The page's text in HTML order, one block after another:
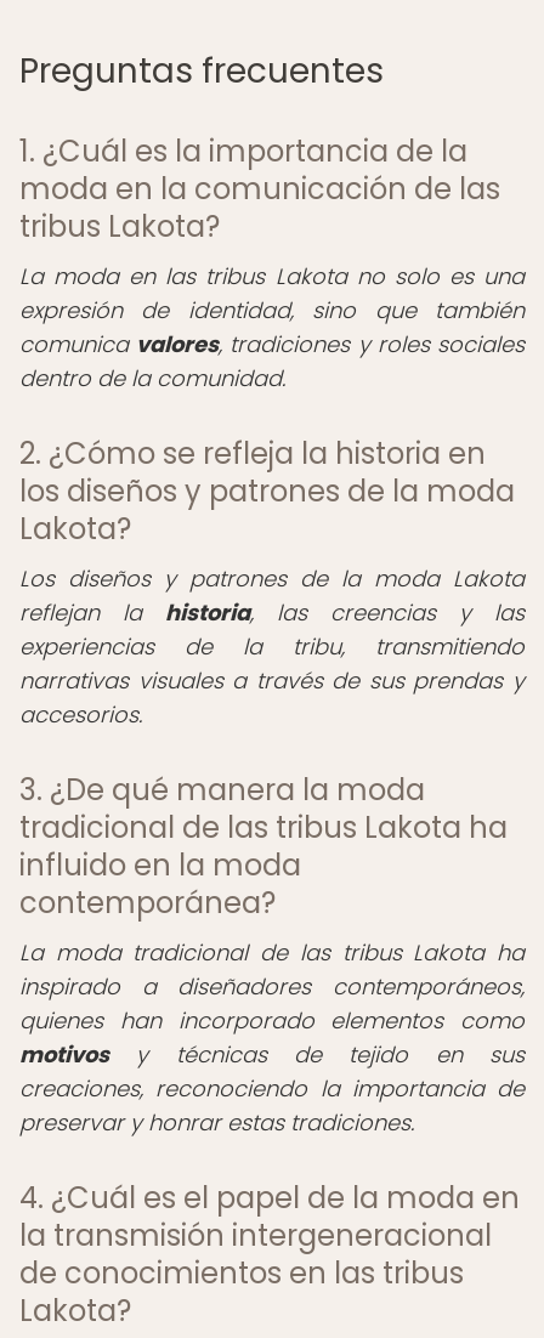
Preguntas frecuentes
1. ¿Cuál es la importancia de la
moda en la comunicación de las
tribus Lakota?
La moda en las tribus Lakota no solo es una
expresión de identidad, sino que también
comunica valores, tradiciones y roles sociales
dentro de la comunidad.
2. ¿Cómo se refleja la historia en
los diseños y patrones de la moda
Lakota?
Los diseños y patrones de la moda Lakota
reflejan la historia, las creencias y las
experiencias de la tribu, transmitiendo
narrativas visuales a través de sus prendas y
accesorios.
3. ¿De qué manera la moda
tradicional de las tribus Lakota ha
influido en la moda
contemporánea?
La moda tradicional de las tribus Lakota ha
inspirado a diseñadores contemporáneos,
quienes han incorporado elementos como
motivosy técnicas de tejido en sus
creaciones, reconociendo la importancia de
preservar y honrar estas tradiciones.
4. ¿Cuál es el papel de la moda en
la transmisión intergeneracional
de conocimientos en las tribus
Lakota?